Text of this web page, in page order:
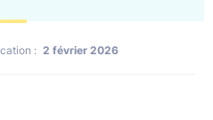
: 2 février 2026